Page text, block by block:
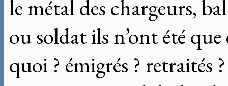
le métal des chargeurs,
ou soldat ils n’ont été
quoi ? émigrés ? retraités